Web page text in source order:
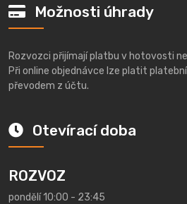
Možnosti úhrady
Rozvozci přijímají platbu v hotovosti
Při online objednávce lze platit
převodem z účtu.
Otevírací doba
ROZVOZ
pondělí 10:00 - 23:45